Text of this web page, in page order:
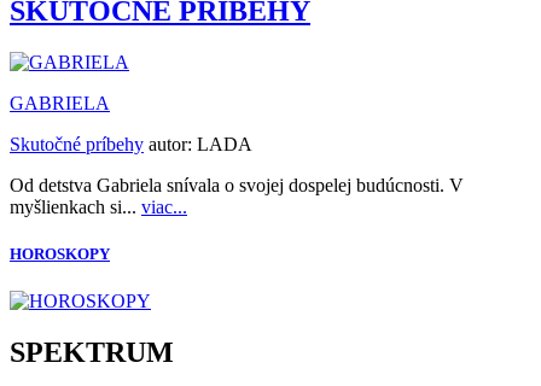
SKUTOČNÉ PRÍBEHY
GABRIELA
Skutočné príbehy autor: LADA
Od detstva Gabriela snívala o svojej dospelej budúcnosti. V
myšlienkach si... viac...
HOROSKOPY
SPEKTRUM